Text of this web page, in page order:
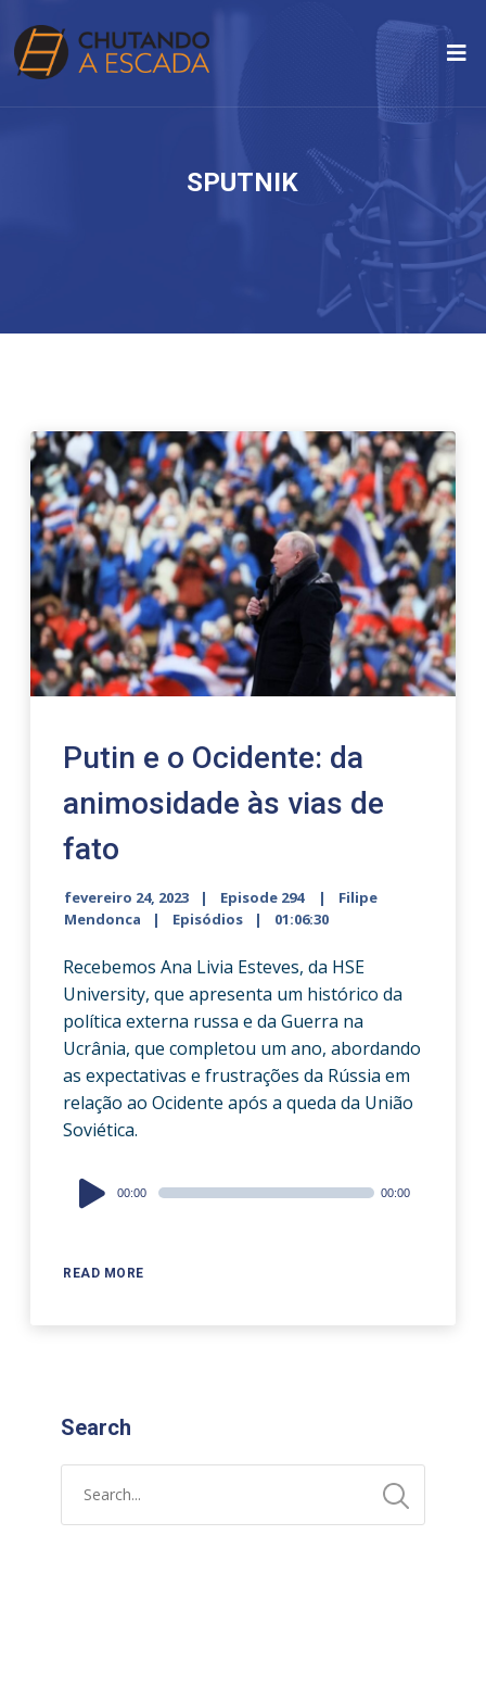
SPUTNIK
Putin e o Ocidente: da
animosidade às vias de
fato
fevereiro 24, 2023 Episode 294
Filipe
Mendonca
Episódios 01:06:30
Recebemos Ana Livia Esteves, da HSE
University, que apresenta um histórico da
política externa russa e da Guerra na
Ucrânia, que completou um ano, abordando
as expectativas e frustrações da Rússia em
relação ao Ocidente após a queda da União
Soviética.
READ MORE
Audio
Player
00:00 00:00
Search